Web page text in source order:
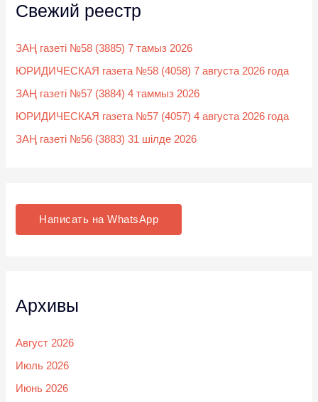
Свежий реестр
ЗАҢ газеті №58 (3885) 7 тамыз 2026
ЮРИДИЧЕСКАЯ газета №58 (4058) 7 августа 2026 года
ЗАҢ газеті №57 (3884) 4 таммыз 2026
ЮРИДИЧЕСКАЯ газета №57 (4057) 4 августа 2026 года
ЗАҢ газеті №56 (3883) 31 шілде 2026
Написать на WhatsApp
Архивы
Август 2026
Июль 2026
Июнь 2026